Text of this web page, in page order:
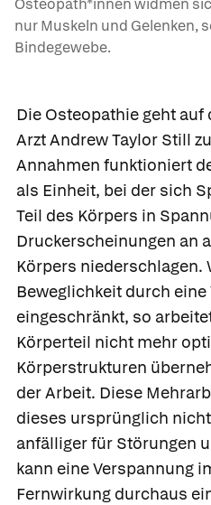
nur Muskeln und Gelenken,
Bindegewebe.
Die Osteopathiegeht auf
Arzt Andrew Taylor Still
Annahmen funktioniert
als Einheit, bei der sich
Teil des Körpers in
Druckerscheinungen an
Körpers niederschlagen.
Beweglichkeit durch eine
eingeschränkt, so
Körperteil nicht mehr
Körperstrukturen
der Arbeit. Diese
dieses ursprünglich
anfälliger für Störungen
kann eine Verspannung
Fernwirkung durchaus